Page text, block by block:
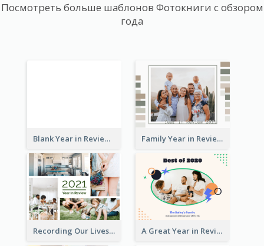
Посмотреть больше шаблонов Фотокниги с обзором
года
Blank Year in Review Photo Book Family Year in Review Photo Book
Recording Our Lives Year in Review Photo Book A Great Year in Review Photo Book